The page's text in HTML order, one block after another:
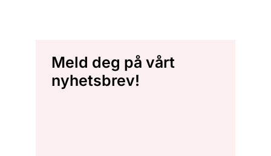
Meld deg på vårt
nyhetsbrev!